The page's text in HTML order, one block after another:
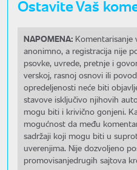
Ostavite Vaš
NAPOMENA: Komentarisanje
anonimno, a registracija nije
psovke, uvrede, pretnje i
verskoj, rasnoj osnovi ili
opredeljenosti neće biti
stavove isključivo njihovih
mogu biti i krivično gonjeni.
mogućnost da među
sadržaji koji mogu biti u
uverenjima. Nije dozvoljeno
promovisanjedrugih sajtova